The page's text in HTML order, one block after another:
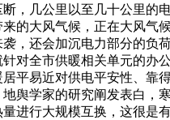
，几公里以至几十公里的
的大风气候，正在大风气
，还会加沉电力部分的负
对全市供暖相关单元的办
平易近对供电平安性、靠
舆学家的研究阐发表白，
行大规模互换，这很是